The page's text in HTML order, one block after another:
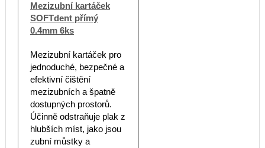
Mezizubní kartáček
SOFTdent přímý
0.4mm 6ks
Mezizubní kartáček pro
jednoduché, bezpečné a
efektivní čištění
mezizubních a špatně
dostupných prostorů.
Účinně odstraňuje plak z
hlubších míst, jako jsou
zubní můstky a